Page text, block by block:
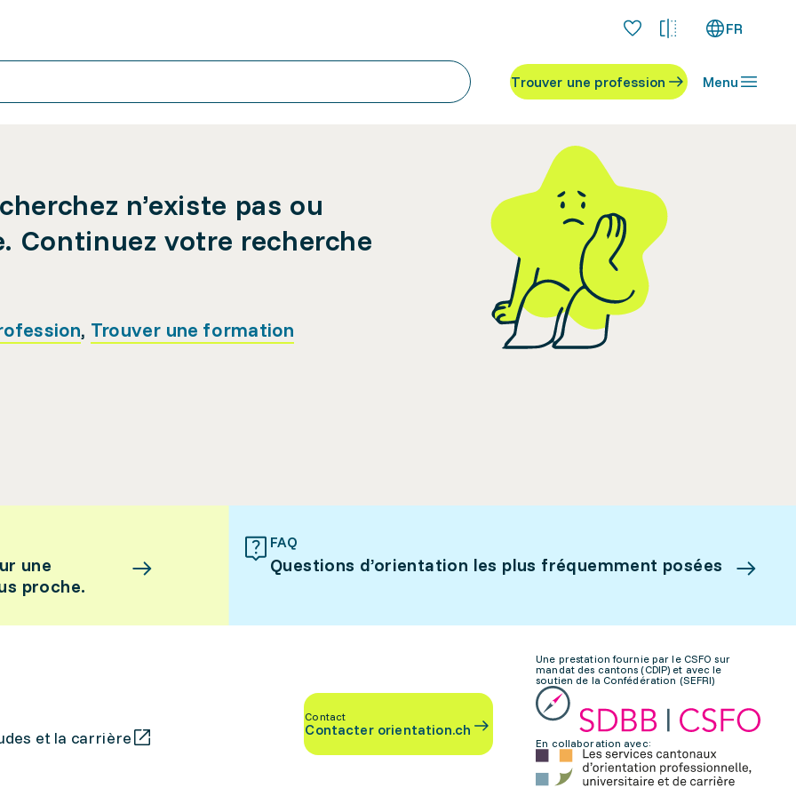
FR
Trouver une profession Menu
n’existe pas ou
Continuez votre recherche
, Trouver une formation
une
proche.
FAQ
Questions d’orientation les plus fréquemment posées
et la carrière
Contact
Contacter orientation.ch
Une prestation fournie par le CSFO sur
mandat des cantons (CDIP) et avec le
soutien de la Confédération (SEFRI)
En collaboration avec: